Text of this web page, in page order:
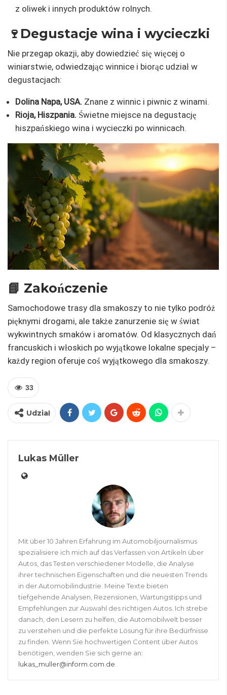
z oliwek i innych produktów rolnych.
🍷Degustacje wina i wycieczki
Nie przegap okazji, aby dowiedzieć się więcej o
winiarstwie, odwiedzając winnice i biorąc udział w
degustacjach:
Dolina Napa, USA. Znane z winnic i piwnic z winami.
Rioja, Hiszpania. Świetne miejsce na degustację
hiszpańskiego wina i wycieczki po winnicach.
📘 Zakończenie
Samochodowe trasy dla smakoszy to nie tylko podróż
pięknymi drogami, ale także zanurzenie się w świat
wykwintnych smaków i aromatów. Od klasycznych dań
francuskich i włoskich po wyjątkowe lokalne specjały –
każdy region oferuje coś wyjątkowego dla smakoszy.
33
Udział
Lukas Müller
Mit über 10 Jahren Erfahrung im Automobiljournalismus
spezialisiere ich mich auf das Verfassen von Artikeln über
Autos, das Testen verschiedener Modelle, die Analyse
ihrer technischen Eigenschaften und die neuesten Trends
in der Automobilindustrie. Meine Texte bieten
tiefgehende Analysen, Rezensionen, Wartungstipps und
Empfehlungen zur Auswahl des richtigen Autos. Ich strebe
danach, den Lesern zu helfen, die Automobilwelt besser
zu verstehen und die perfekte Lösung für ihre Bedürfnisse
zu finden. Wenn Sie hochwertigen Content über Autos
benötigen, wenden Sie sich gerne an:
lukas_muller@inform.com.de